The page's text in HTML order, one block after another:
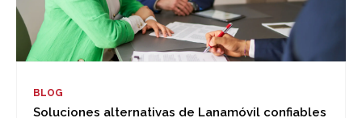
BLOG
Soluciones alternativas de Lanamóvil confiables